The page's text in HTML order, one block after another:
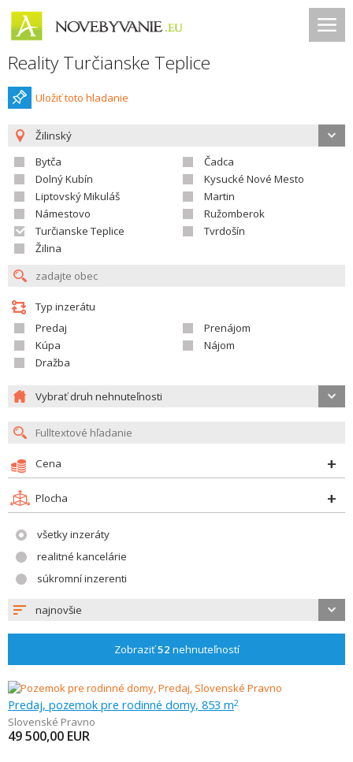
Reality Turčianske Teplice
Uložiť toto hladanie
Žilinský
Bytča
Čadca
Dolný Kubín
Kysucké Nové Mesto
Liptovský Mikuláš
Martin
Námestovo
Ružomberok
Turčianske Teplice
Tvrdošín
Žilina
Typ inzerátu
Predaj
Prenájom
Kúpa
Nájom
Dražba
Vybrať druh nehnuteľnosti
Cena
Plocha
všetky inzeráty
realitné kancelárie
súkromní inzerenti
najnovšie
Zobraziť52 nehnuteľností
Predaj, pozemok pre rodinné domy, 853 m2
Slovenské Pravno
49 500,00 EUR